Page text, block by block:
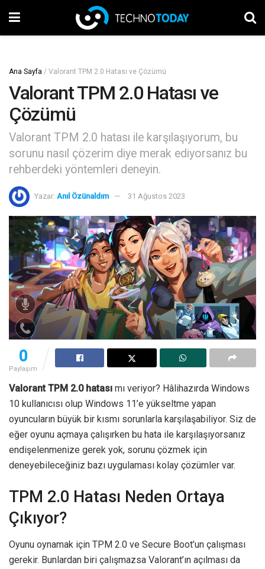
Ana Sayfa / Valorant TPM 2.0 Hatası ve Çözümü
Valorant TPM 2.0 Hatası ve
Çözümü
Valorant TPM 2.0 hatası ile karşılaşıyorum, bu
sorunu nasıl çözerim diye merak ediyorsanız bu
rehberdeki yöntemleri deneyin.
Yazar: Anıl Özünaldım 31 Ağustos 2023
0
Paylaşım
Valorant TPM 2.0 hatası mı veriyor? Hâlihazırda Windows
10 kullanıcısı olup Windows 11’e yükseltme yapan
oyuncuların büyük bir kısmı sorunlarla karşılaşabiliyor. Siz de
eğer oyunu açmaya çalışırken bu hata ile karşılaşıyorsanız
endişelenmenize gerek yok, sorunu çözmek için
deneyebileceğiniz bazı uygulaması kolay çözümler var.
TPM 2.0 Hatası Neden Ortaya
Çıkıyor?
Oyunu oynamak için TPM 2.0 ve Secure Boot’un çalışması
gerekir. Bunlardan biri çalışmazsa Valorant’ın açılması da